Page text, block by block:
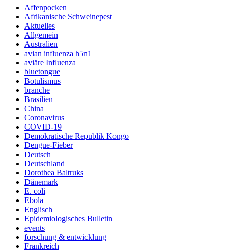
Affenpocken
Afrikanische Schweinepest
Aktuelles
Allgemein
Australien
avian influenza h5n1
aviäre Influenza
bluetongue
Botulismus
branche
Brasilien
China
Coronavirus
COVID-19
Demokratische Republik Kongo
Dengue-Fieber
Deutsch
Deutschland
Dorothea Baltruks
Dänemark
E. coli
Ebola
Englisch
Epidemiologisches Bulletin
events
forschung & entwicklung
Frankreich